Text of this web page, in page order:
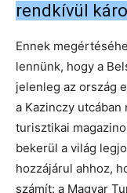
rendkívül
Ennek
lennünk, hogy a
jelenleg az ország
a Kazinczy
turisztikai
bekerül a világ
hozzájárul ahhoz,
számít: a Magyar